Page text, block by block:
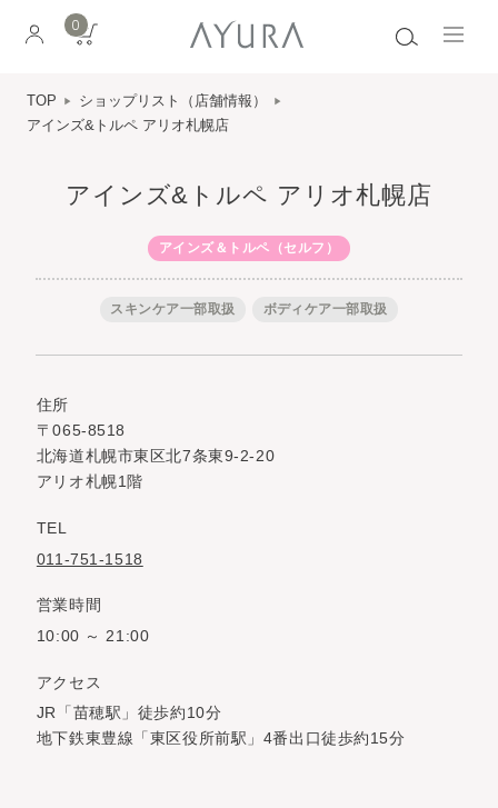
0
TOP
ショップリスト（店舗情報）
アインズ&トルペ アリオ札幌店
アインズ&トルペ アリオ札幌店
アインズ＆トルペ（セルフ）
スキンケア一部取扱 ボディケア一部取扱
住所
〒065-8518
北海道札幌市東区北7条東9-2-20
アリオ札幌1階
TEL
011-751-1518
営業時間
10:00 ～ 21:00
アクセス
JR「苗穂駅」徒歩約10分
地下鉄東豊線「東区役所前駅」4番出口徒歩約15分